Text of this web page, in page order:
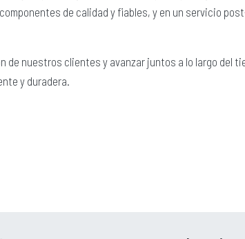
de calidad y fiables, y en un servicio
de nuestros clientes y avanzar juntos a lo largo del
y duradera.